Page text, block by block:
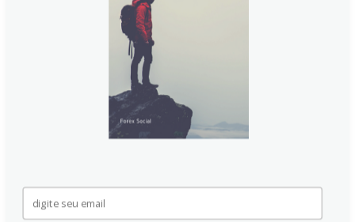
PBOC Define Taxa de
Referência USD/CNY em
6.7939, Acima da Anterior
O Banco Popular da China (PBOC) estabeleceu a taxa
de referência para o par USD/CNY em 6.7939 para a
sessão de negociação, um aumento em relação à taxa
relação à estabilidade cambial e ao crescimento
econômico.